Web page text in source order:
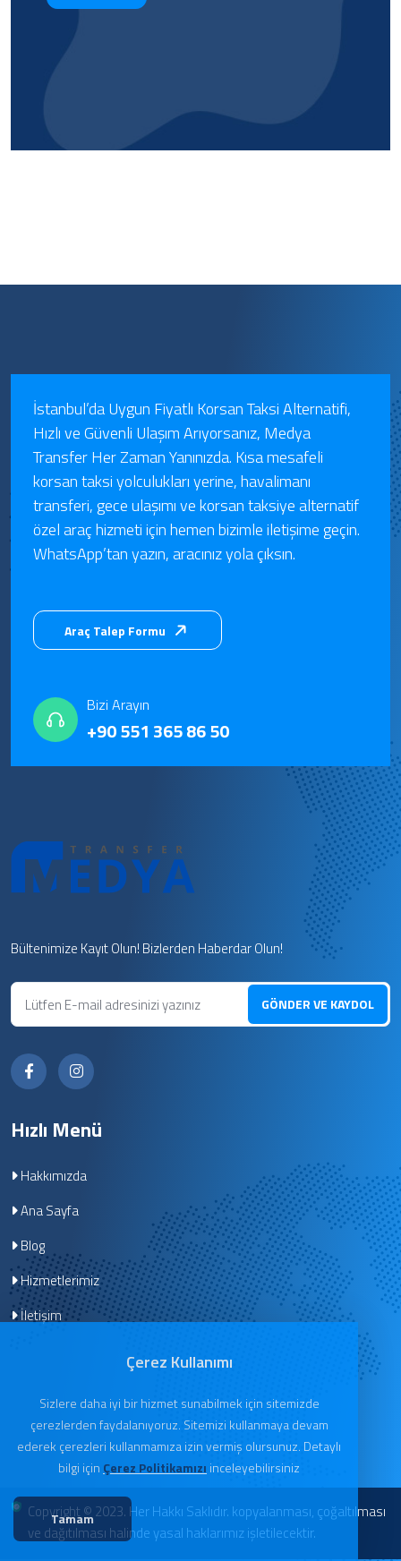
İstanbul’da Uygun Fiyatlı Korsan Taksi Alternatifi,
Hızlı ve Güvenli Ulaşım Arıyorsanız, Medya
Transfer Her Zaman Yanınızda. Kısa mesafeli
korsan taksi yolculukları yerine, havalimanı
transferi, gece ulaşımı ve korsan taksiye alternatif
özel araç hizmeti için hemen bizimle iletişime geçin.
WhatsApp’tan yazın, aracınız yola çıksın.
Araç Talep Formu
Bizi Arayın
+90 551 365 86 50
Bültenimize Kayıt Olun! Bizlerden Haberdar Olun!
GÖNDER VE KAYDOL
Hızlı Menü
Hakkımızda
Ana Sayfa
Blog
Hizmetlerimiz
İletişim
Copyright © 2023. Her Hakkı Saklıdır. kopyalanması, çoğaltılması
ve dağıtılması halinde yasal haklarımız işletilecektir.
Çerez Kullanımı
Sizlere daha iyi bir hizmet sunabilmek için sitemizde
çerezlerden faydalanıyoruz. Sitemizi kullanmaya devam
ederek çerezleri kullanmamıza izin vermiş olursunuz. Detaylı
bilgi için Çerez Politikamızı inceleyebilirsiniz
Tamam